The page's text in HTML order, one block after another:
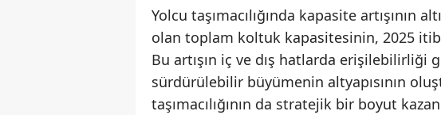
Yolcu taşımacılığında kapasite artışının
olan toplam koltuk kapasitesinin, 2025
Bu artışın iç ve dış hatlarda
sürdürülebilir büyümenin altyapısının
taşımacılığının da stratejik bir boyut